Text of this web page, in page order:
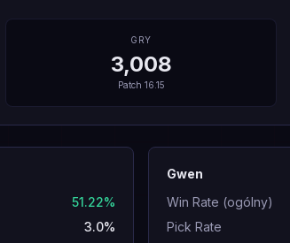
GRY
3,008
Patch 16.15
51.22%
3.0%
Gwen
Win Rate (ogólny)
Pick Rate